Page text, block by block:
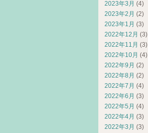
2023年3月 (4)
2023年2月 (2)
2023年1月 (3)
2022年12月 (3)
2022年11月 (3)
2022年10月 (4)
2022年9月 (2)
2022年8月 (2)
2022年7月 (4)
2022年6月 (3)
2022年5月 (4)
2022年4月 (3)
2022年3月 (3)